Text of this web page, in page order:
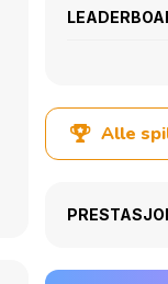
Alle